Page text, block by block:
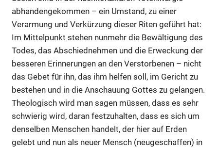
abhandengekommen – ein Umstand, zu einer
Verarmung und Verkürzung dieser Riten geführt hat:
Im Mittelpunkt stehen nunmehr die Bewältigung des
Todes, das Abschiednehmen und die Erweckung der
besseren Erinnerungen an den Verstorbenen – nicht
das Gebet für ihn, das ihm helfen soll, im Gericht zu
bestehen und in die Anschauung Gottes zu gelangen.
Theologisch wird man sagen müssen, dass es sehr
schwierig wird, daran festzuhalten, dass es sich um
denselben Menschen handelt, der hier auf Erden
gelebt und nun als neuer Mensch (neugeschaffen) in